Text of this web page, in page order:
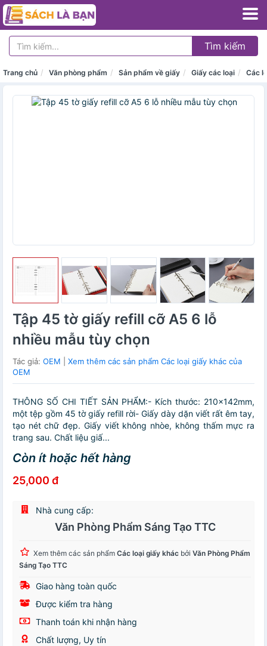
Tìm kiếm
Trang chủ Văn phòng phẩm Sản phẩm về giấy Giấy các loại Các
Tập 45 tờ giấy refill cỡ A5 6 lỗ
nhiều mẫu tùy chọn
Tác giả: OEM
Xem thêm các sản phẩm Các loại giấy khác của
OEM
THÔNG SỐ CHI TIẾT SẢN PHẨM:- Kích thước: 210x142mm,
một tệp gồm 45 tờ giấy refill rời- Giấy dày dặn viết rất êm tay,
tạo nét chữ đẹp. Giấy viết không nhòe, không thấm mực ra
trang sau. Chất liệu giấ...
Còn ít hoặc hết hàng
25,000 đ
Nhà cung cấp:
Văn Phòng Phẩm Sáng Tạo TTC
Xem thêm các sản phẩm Các loại giấy khác bởi Văn Phòng Phẩm
Sáng Tạo TTC
Giao hàng toàn quốc
Được kiểm tra hàng
Thanh toán khi nhận hàng
Chất lượng, Uy tín